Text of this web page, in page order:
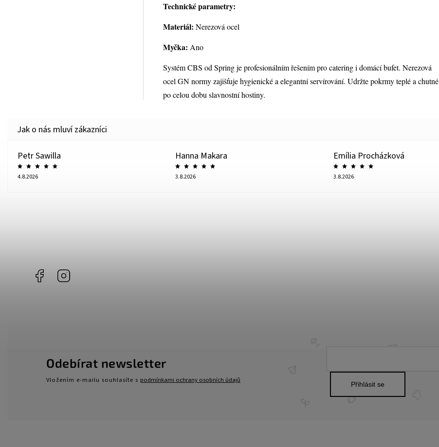
Technické parametry:
Materiál: Nerezová ocel
Myčka: Ano
Systém CBS od Spring je profesionálním řešením pro catering i domácí bufet. Nerezová
ocel GN normy zajišťuje hygienické a elegantní servírování. Udržte pokrmy teplé a chutné
po celou dobu slavnostní hostiny.
Petr Sawilla
4.8.2026
Hanna Makara
3.8.2026
Emília Procházková
3.8.2026
Facebook
Odebírat newsletter
Vložením e-mailu souhlasíte s podmínkami ochrany osobních údajů
Přihlásit se